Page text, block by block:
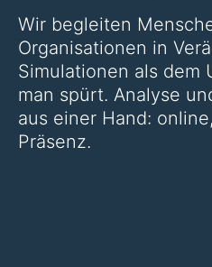
Wir begleiten
Organisationen in
Simulationen als dem
man spürt. Analyse
aus einer Hand:
Präsenz.